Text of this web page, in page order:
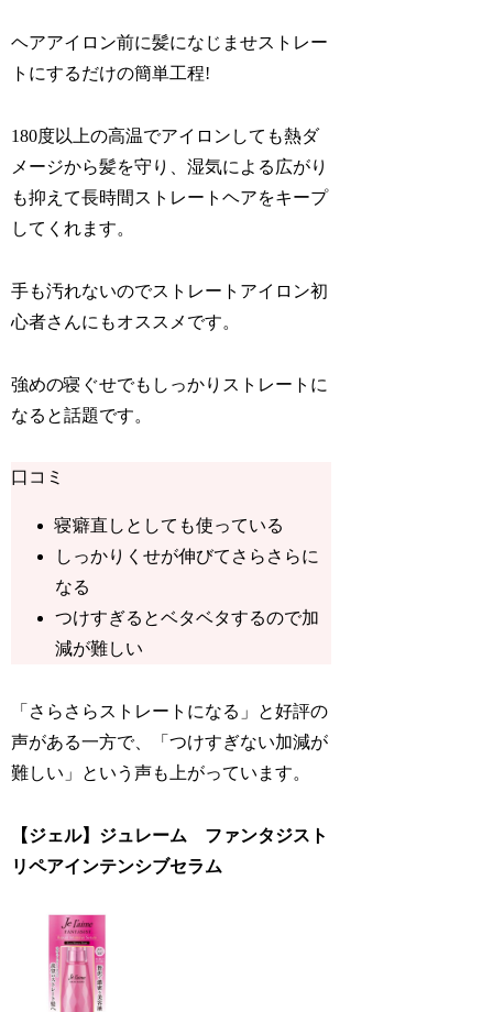
ヘアアイロン前に髪になじませストレー
トにするだけの簡単工程!
180度以上の高温でアイロンしても熱ダ
メージから髪を守り、湿気による広がり
も抑えて長時間ストレートヘアをキープ
してくれます。
手も汚れないのでストレートアイロン初
心者さんにもオススメです。
強めの寝ぐせでもしっかりストレートに
なると話題です。
口コミ
寝癖直しとしても使っている
しっかりくせが伸びてさらさらに
なる
つけすぎるとベタベタするので加
減が難しい
「さらさらストレートになる」と好評の
声がある一方で、「つけすぎない加減が
難しい」という声も上がっています。
【ジェル】ジュレーム ファンタジスト
リペアインテンシブセラム